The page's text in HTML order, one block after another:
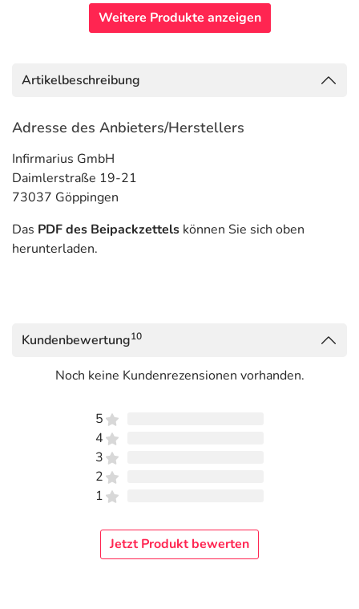
Weitere Produkte anzeigen
Artikelbeschreibung
Adresse des Anbieters/Herstellers
Infirmarius GmbH
Daimlerstraße 19-21
73037 Göppingen
Das PDF des Beipackzettels können Sie sich oben
herunterladen.
Kundenbewertung10
Noch keine Kundenrezensionen vorhanden.
5
4
3
2
1
Jetzt Produkt bewerten